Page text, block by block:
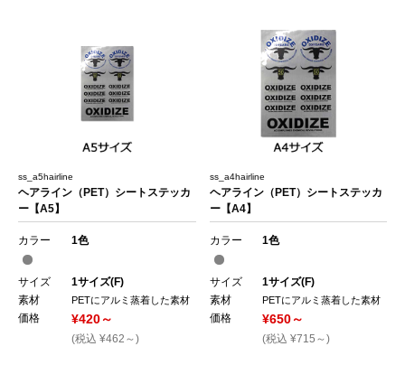
ss_a5hairline
ヘアライン（PET）シートステッカ
ー【A5】
カラー 1色
サイズ
1サイズ(F)
素材
PETにアルミ蒸着した素材
価格 ¥420～
(税込 ¥462～)
ss_a4hairline
ヘアライン（PET）シートステッカ
ー【A4】
カラー 1色
サイズ
1サイズ(F)
素材
PETにアルミ蒸着した素材
価格 ¥650～
(税込 ¥715～)